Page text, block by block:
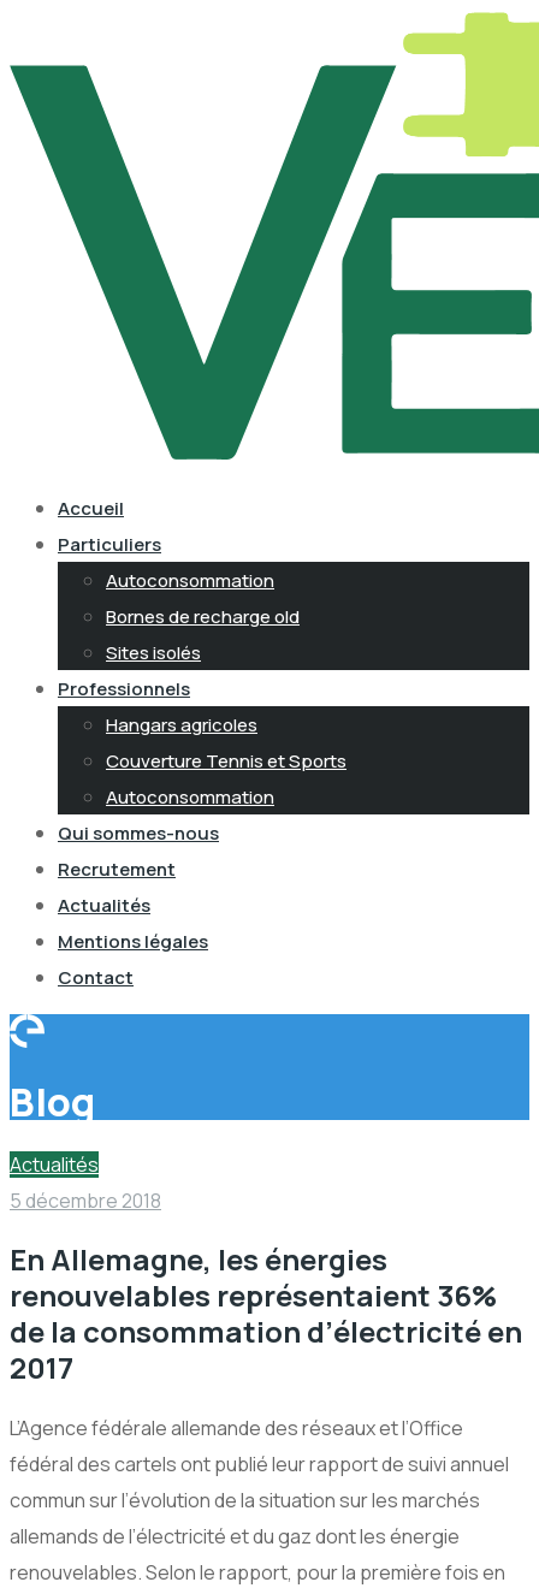
Accueil
Particuliers
Autoconsommation
Bornes de recharge old
Sites isolés
Professionnels
Hangars agricoles
Couverture Tennis et Sports
Autoconsommation
Qui sommes-nous
Recrutement
Actualités
Mentions légales
Contact
Blog
Actualités
5 décembre 2018
En Allemagne, les énergies
renouvelables représentaient 36%
de la consommation d’électricité en
2017
L’Agence fédérale allemande des réseaux et l’Office
fédéral des cartels ont publié leur rapport de suivi annuel
commun sur l’évolution de la situation sur les marchés
allemands de l’électricité et du gaz dont les énergie
renouvelables. Selon le rapport, pour la première fois en